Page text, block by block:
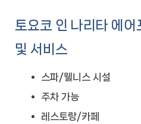
토요코 인 나리타 에어
및 서비스
스파/웰니스 시설
주차 가능
레스토랑/카페